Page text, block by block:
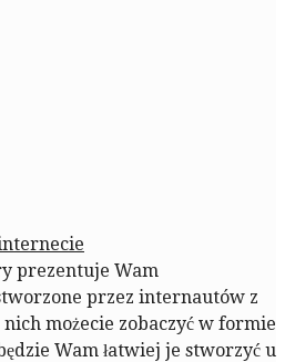
prezentuje Wam
przez internautów z
nich możecie zobaczyć w formie
Wam łatwiej je stworzyć u